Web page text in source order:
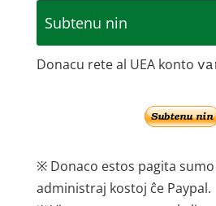
Subtenu nin
Donacu rete al UEA konto
※ Donaco estos pagita
administraj kostoj ĉe Paypal.